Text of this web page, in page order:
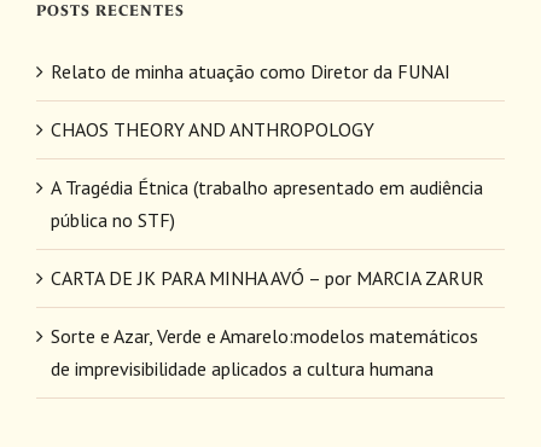
POSTS RECENTES
Relato de minha atuação como Diretor da FUNAI
CHAOS THEORY AND ANTHROPOLOGY
A Tragédia Étnica (trabalho apresentado em audiência
pública no STF)
CARTA DE JK PARA MINHA AVÓ – por MARCIA ZARUR
Sorte e Azar, Verde e Amarelo:modelos matemáticos
de imprevisibilidade aplicados a cultura humana